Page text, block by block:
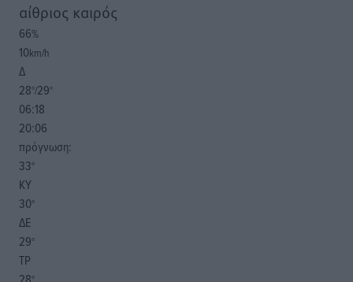
αίθριος καιρός
66%
10km/h
Δ
28°/29°
06:18
20:06
πρόγνωση:
33°
ΚΥ
30°
ΔΕ
29°
ΤΡ